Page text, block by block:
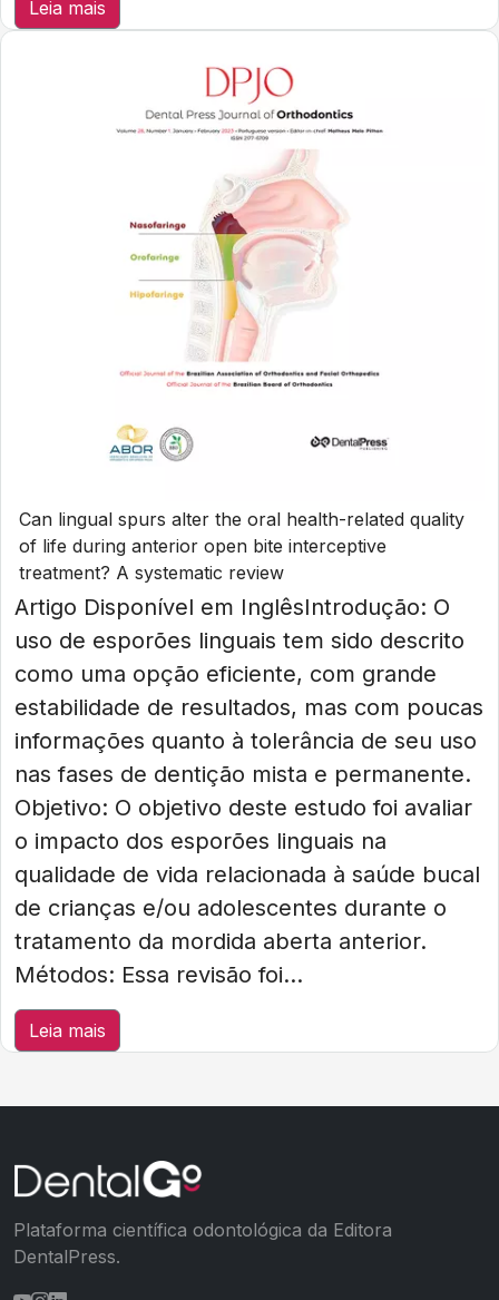
Leia mais
Can lingual spurs alter the oral health-related quality
of life during anterior open bite interceptive
treatment? A systematic review
Artigo Disponível em InglêsIntrodução: O
uso de esporões linguais tem sido descrito
como uma opção eficiente, com grande
estabilidade de resultados, mas com poucas
informações quanto à tolerância de seu uso
nas fases de dentição mista e permanente.
Objetivo: O objetivo deste estudo foi avaliar
o impacto dos esporões linguais na
qualidade de vida relacionada à saúde bucal
de crianças e/ou adolescentes durante o
tratamento da mordida aberta anterior.
Métodos: Essa revisão foi...
Leia mais
Plataforma científica odontológica da Editora
DentalPress.